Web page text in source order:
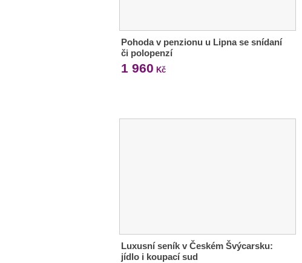
Pohoda v penzionu u Lipna se snídaní
či polopenzí
1 960 Kč
Luxusní seník v Českém Švýcarsku:
jídlo i koupací sud